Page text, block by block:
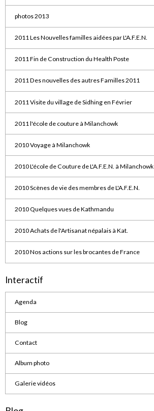
photos 2013
2011 Les Nouvelles familles aidées par L'A.F.E.N.
2011 Fin de Construction du Health Poste
2011 Des nouvelles des autres Familles 2011
2011 Visite du village de Sidhing en Février
2011 l'école de couture à Milanchowk
2010 Voyage à Milanchowk
2010 L'école de Couture de L'A.F.E.N. à Milanchowk
2010 Scènes de vie des membres de L'A.F.E.N.
2010 Quelques vues de Kathmandu
2010 Achats de l'Artisanat népalais à Kat.
2010 Nos actions sur les brocantes de France
Interactif
Agenda
Blog
Contact
Album photo
Galerie vidéos